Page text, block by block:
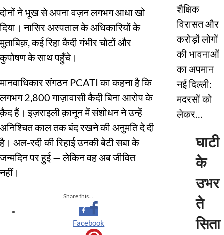
दोनों ने भूख से अपना वज़न लगभग आधा खो
दिया। नासिर अस्पताल के अधिकारियों के
मुताबिक़, कई रिहा कैदी गंभीर चोटों और
कुपोषण के साथ पहुँचे।
मानवाधिकार संगठन PCATI का कहना है कि
लगभग 2,800 गाज़ावासी कैदी बिना आरोप के
क़ैद हैं। इज़राइली क़ानून में संशोधन ने उन्हें
अनिश्चित काल तक बंद रखने की अनुमति दे दी
है। अल-रदी की रिहाई उनकी बेटी सबा के
जन्मदिन पर हुई — लेकिन वह अब जीवित
नहीं।
Share this...
Facebook
शैक्षिक
विरासत और
करोड़ों लोगों
की भावनाओं
का अपमान
नई दिल्ली:
मदरसों को
लेकर…
घाटी
के
उभर
ते
सिता